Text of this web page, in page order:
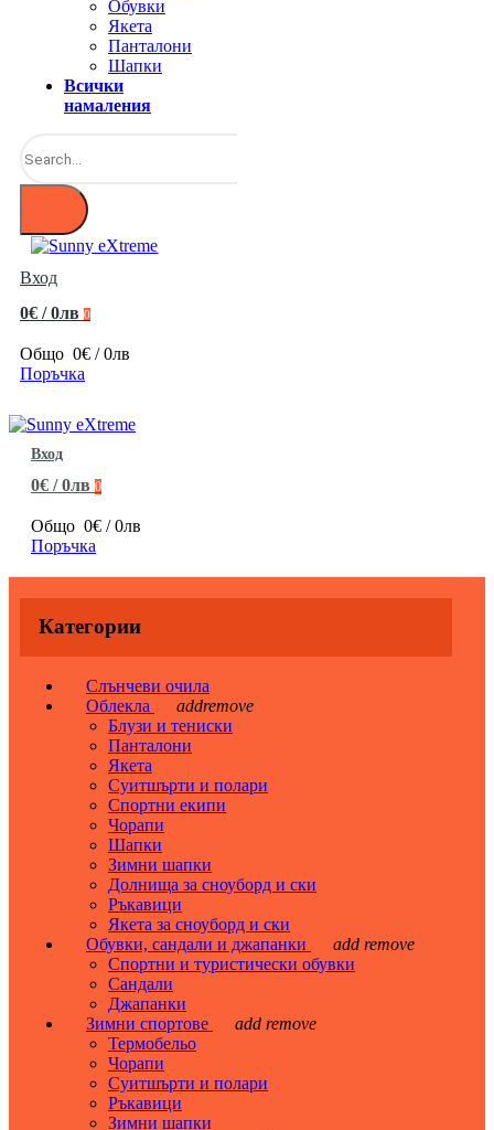
Обувки
Якета
Панталони
Шапки
Всички
намаления
Вход
0€ / 0лв 0
Общо 0€ / 0лв
Поръчка
Вход
0€ / 0лв 0
Общо 0€ / 0лв
Поръчка
Категории
Слънчеви очила
Облекла
addremove
Блузи и тениски
Панталони
Якета
Суитшърти и полари
Спортни екипи
Чорапи
Шапки
Зимни шапки
Долнища за сноуборд и ски
Ръкавици
Якета за сноуборд и ски
Обувки, сандали и джапанки
add remove
Спортни и туристически обувки
Сандали
Джапанки
Зимни спортове
add remove
Термобельо
Чорапи
Суитшърти и полари
Ръкавици
Зимни шапки